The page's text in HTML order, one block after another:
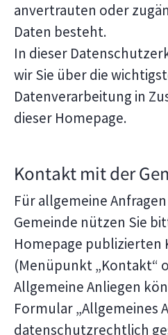
anvertrauten oder
Daten besteht.
In dieser
wir Sie über die
Datenverarbeitung in
dieser Homepage.
Kontakt mit der
Für allgemeine
Gemeinde nützen Sie
Homepage publizierten
(Menüpunkt „Kontakt“
Allgemeine Anliegen
Formular „Allgemeines
datenschutzrechtlich